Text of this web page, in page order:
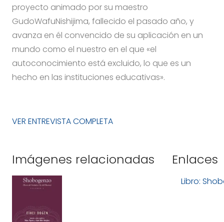
proyecto animado por su maestro
GudoWafuNishijima, fallecido el pasado año, y
avanza en él convencido de su aplicación en un
mundo como el nuestro en el que «el
autoconocimiento está excluido, lo que es un
hecho en las instituciones educativas».
VER ENTREVISTA COMPLETA
Imágenes relacionadas Enlaces
Libro: